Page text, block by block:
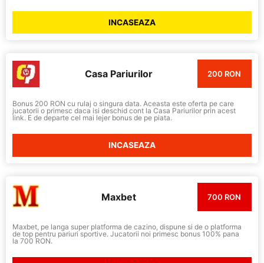
INCASEAZA
Casa Pariurilor 200 RON
Bonus 200 RON cu rulaj o singura data. Aceasta este oferta pe care
jucatorii o primesc daca isi deschid cont la Casa Pariurilor prin acest
link. E de departe cel mai lejer bonus de pe piata.
INCASEAZA
Maxbet 700 RON
Maxbet, pe langa super platforma de cazino, dispune si de o platforma
de top pentru pariuri sportive. Jucatorii noi primesc bonus 100% pana
la 700 RON.